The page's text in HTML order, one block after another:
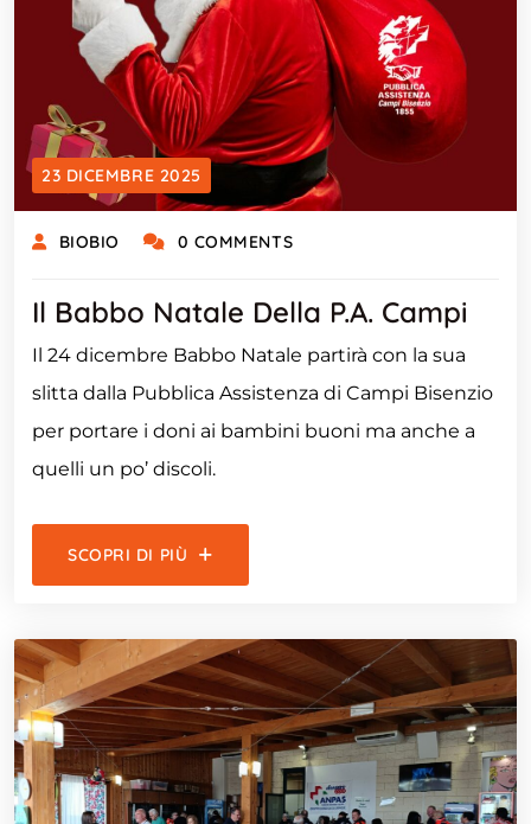
23 DICEMBRE 2025
BIOBIO 0 COMMENTS
Il Babbo Natale Della P.A. Campi
Il 24 dicembre Babbo Natale partirà con la sua
slitta dalla Pubblica Assistenza di Campi Bisenzio
per portare i doni ai bambini buoni ma anche a
quelli un po’ discoli.
SCOPRI DI PIÙ